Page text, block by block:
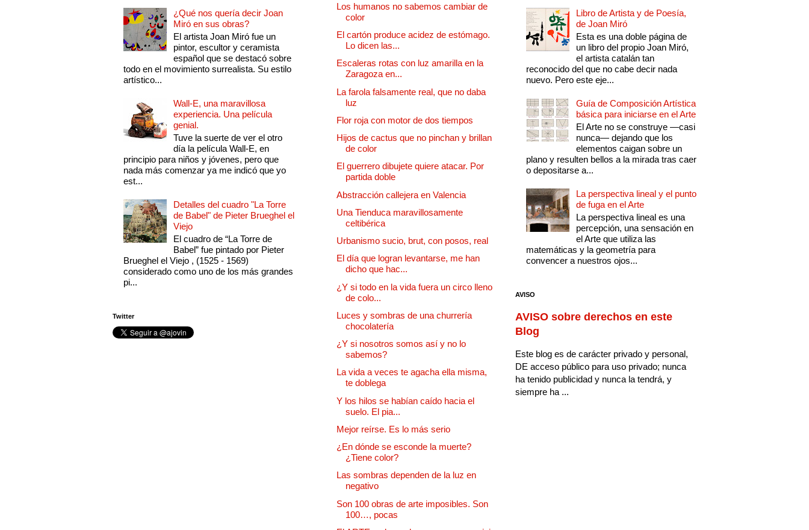
¿Qué nos quería decir Joan
Miró en sus obras?
El artista Joan Miró fue un
pintor, escultor y ceramista
español que se destacó sobre
todo en el movimiento surrealista. Su estilo
artístico...
Wall-E, una maravillosa
experiencia. Una película
genial.
Tuve la suerte de ver el otro
día la película Wall-E, en
principio para niños y jóvenes, pero que
nada más comenzar ya me indicó que yo
est...
Detalles del cuadro "La Torre
de Babel" de Pieter Brueghel el
Viejo
El cuadro de “La Torre de
Babel” fue pintado por Pieter
Brueghel el Viejo , (1525 - 1569)
considerado como uno de los más grandes
pi...
Twitter
Los humanos no sabemos cambiar de
color
El cartón produce acidez de estómago.
Lo dicen las...
Escaleras rotas con luz amarilla en la
Zaragoza en...
La farola falsamente real, que no daba
luz
Flor roja con motor de dos tiempos
Hijos de cactus que no pinchan y brillan
de color
El guerrero dibujete quiere atacar. Por
partida doble
Abstracción callejera en Valencia
Una Tienduca maravillosamente
celtibérica
Urbanismo sucio, brut, con posos, real
El día que logran levantarse, me han
dicho que hac...
¿Y si todo en la vida fuera un circo lleno
de colo...
Luces y sombras de una churrería
chocolatería
¿Y si nosotros somos así y no lo
sabemos?
La vida a veces te agacha ella misma,
te doblega
Y los hilos se habían caído hacia el
suelo. El pia...
Mejor reírse. Es lo más serio
¿En dónde se esconde la muerte?
¿Tiene color?
Las sombras dependen de la luz en
negativo
Son 100 obras de arte imposibles. Son
100…, pocas
Libro de Artista y de Poesía,
de Joan Miró
Esta es una doble página de
un libro del propio Joan Miró,
el artista catalán tan
reconocido del que no cabe decir nada
nuevo. Pero este eje...
Guía de Composición Artística
básica para iniciarse en el Arte
El Arte no se construye —casi
nunca— dejando que los
elementos caigan sobre un
plano y resulten bellos a la mirada tras caer
o depositarse a...
La perspectiva lineal y el punto
de fuga en el Arte
La perspectiva lineal es una
percepción, una sensación en
el Arte que utiliza las
matemáticas y la geometría para
convencer a nuestros ojos...
AVISO
AVISO sobre derechos en este
Blog
Este blog es de carácter privado y personal,
DE acceso público para uso privado; nunca
ha tenido publicidad y nunca la tendrá, y
siempre ha ...